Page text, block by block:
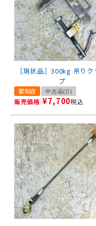
［現状品］300kg 吊りク
プ
愛知店 中古品(D)
販売価格 ¥7,700税込